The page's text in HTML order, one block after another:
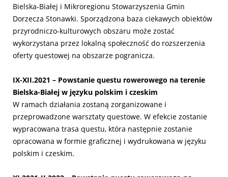
Bielska-Białej i Mikroregionu Stowarzyszenia Gmin
Dorzecza Stonawki. Sporządzona baza ciekawych obiektów
przyrodniczo-kulturowych obszaru może zostać
wykorzystana przez lokalną społeczność do rozszerzenia
oferty questowej na obszarze pogranicza.
IX-XII.2021 – Powstanie questu rowerowego na terenie
Bielska-Białej w języku polskim i czeskim
W ramach działania zostaną zorganizowane i
przeprowadzone warsztaty questowe. W efekcie zostanie
wypracowana trasa questu, która następnie zostanie
opracowana w formie graficznej i wydrukowana w języku
polskim i czeskim.